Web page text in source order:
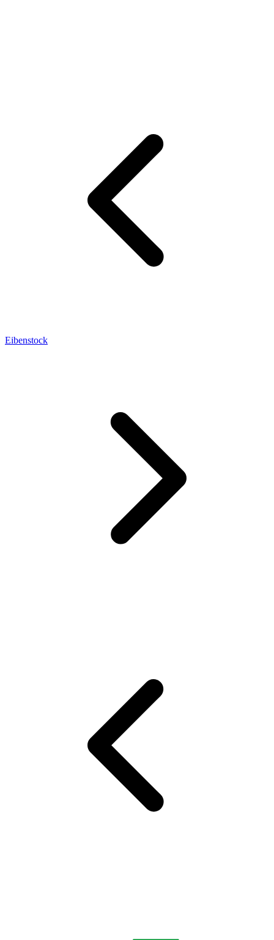
Eibenstock